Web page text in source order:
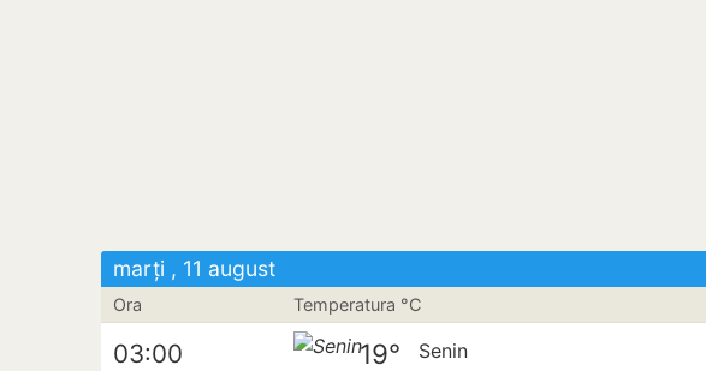
marți , 11 august
Ora Temperatura °C
03:00 19° Senin